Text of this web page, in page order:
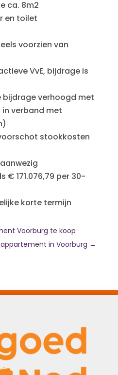
ca. 8m2
en toilet
voorzien van
VvE, bijdrage is
verhoogd met
in verband met
stookkosten
€ 171.076,79 per 30-
korte termijn
Voorburg te koop
in Voorburg →